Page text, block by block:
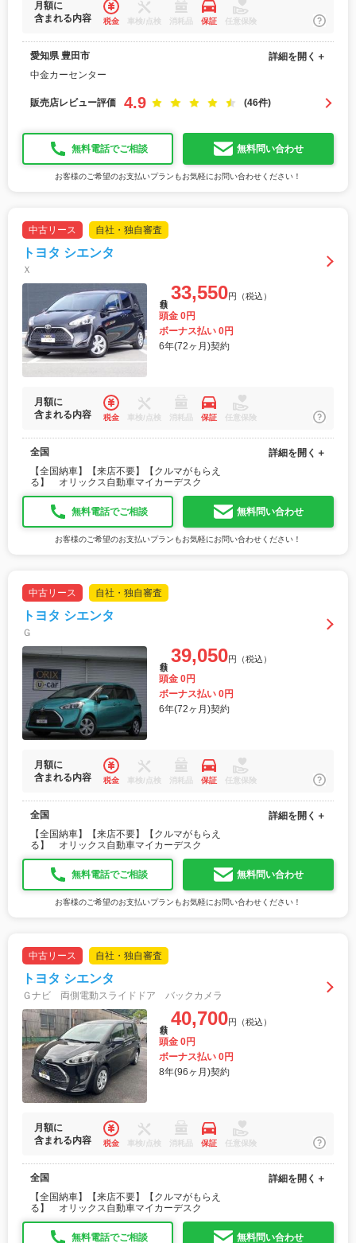
月額に
含まれる内容
税金 車検/点検 消耗品 保証 任意保険
愛知県 豊田市
中金カーセンター
詳細を開く＋
販売店レビュー評価 4.9 (46件)
無料電話でご相談 無料問い合わせ
お客様のご希望のお支払いプランもお気軽にお問い合わせください！
中古リース 自社・独自審査
トヨタ シエンタ
Ｘ
33,550円（税込）
頭金 0円
ボーナス払い 0円
6年(72ヶ月)契約
月額に
含まれる内容
税金 車検/点検 消耗品 保証 任意保険
全国
【全国納車】【来店不要】【クルマがもらえ
る】 オリックス自動車マイカーデスク
詳細を開く＋
無料電話でご相談 無料問い合わせ
お客様のご希望のお支払いプランもお気軽にお問い合わせください！
中古リース 自社・独自審査
トヨタ シエンタ
Ｇ
39,050円（税込）
頭金 0円
ボーナス払い 0円
6年(72ヶ月)契約
月額に
含まれる内容
税金 車検/点検 消耗品 保証 任意保険
全国
【全国納車】【来店不要】【クルマがもらえ
る】 オリックス自動車マイカーデスク
詳細を開く＋
無料電話でご相談 無料問い合わせ
お客様のご希望のお支払いプランもお気軽にお問い合わせください！
中古リース 自社・独自審査
トヨタ シエンタ
Ｇナビ 両側電動スライドドア バックカメラ
40,700円（税込）
頭金 0円
ボーナス払い 0円
8年(96ヶ月)契約
月額に
含まれる内容
税金 車検/点検 消耗品 保証 任意保険
全国
【全国納車】【来店不要】【クルマがもらえ
る】 オリックス自動車マイカーデスク
詳細を開く＋
無料電話でご相談 無料問い合わせ